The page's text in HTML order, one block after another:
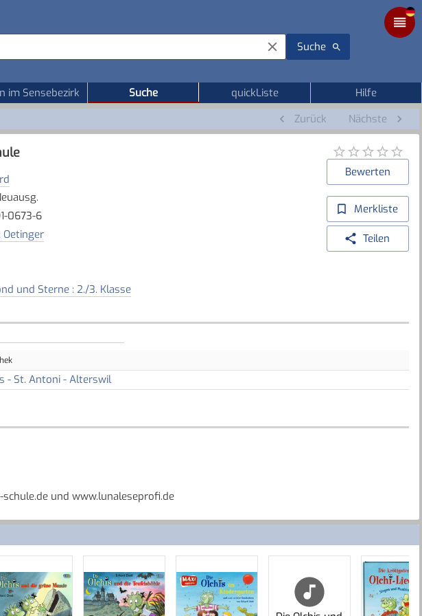
Suche
im Sensebezirk Suche quickListe
Hilfe
Zurück Nächste
0673-6
Oetinger
und Sterne : 2./3. Klasse
Bewerten
Merkliste
Teilen
- St. Antoni - Alterswil
und www.lunaleseprofi.de